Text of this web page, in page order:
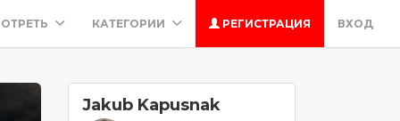
КАТЕГОРИИ РЕГИСТРАЦИЯ ВХОД
Jakub Kapusnak